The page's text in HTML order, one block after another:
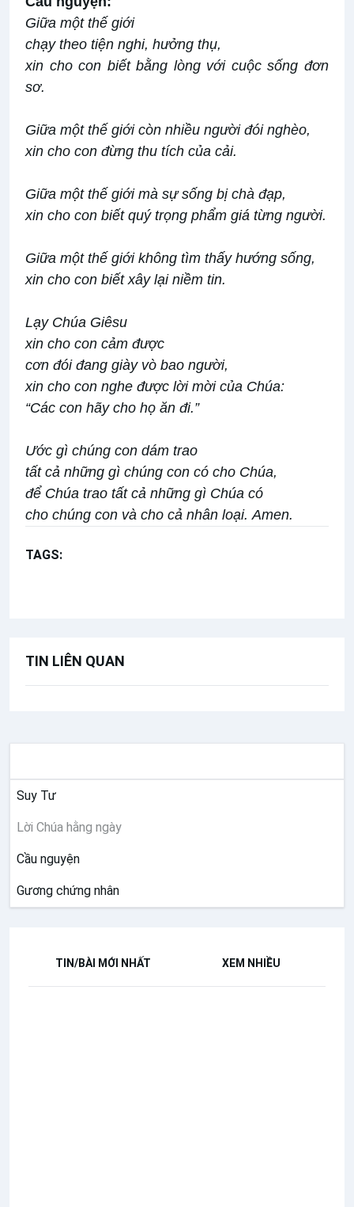
Giữa một thế giới
chạy theo tiện nghi, hưởng thụ,
xin cho con biết bằng lòng với cuộc sống đơn
sơ.
Giữa một thế giới còn nhiều người đói nghèo,
xin cho con đừng thu tích của cải.
Giữa một thế giới mà sự sống bị chà đạp,
xin cho con biết quý trọng phẩm giá từng người.
Giữa một thế giới không tìm thấy hướng sống,
xin cho con biết xây lại niềm tin.
Lạy Chúa Giêsu
xin cho con cảm được
cơn đói đang giày vò bao người,
xin cho con nghe được lời mời của Chúa:
“Các con hãy cho họ ăn đi.”
Ước gì chúng con dám trao
tất cả những gì chúng con có cho Chúa,
để Chúa trao tất cả những gì Chúa có
cho chúng con và cho cả nhân loại. Amen.
TAGS:
TIN LIÊN QUAN
Suy Tư
Lời Chúa hằng ngày
Cầu nguyện
Gương chứng nhân
TIN/BÀI MỚI NHẤT XEM NHIỀU